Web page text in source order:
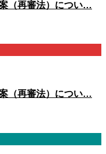
（再審法）につい…
（再審法）につい…